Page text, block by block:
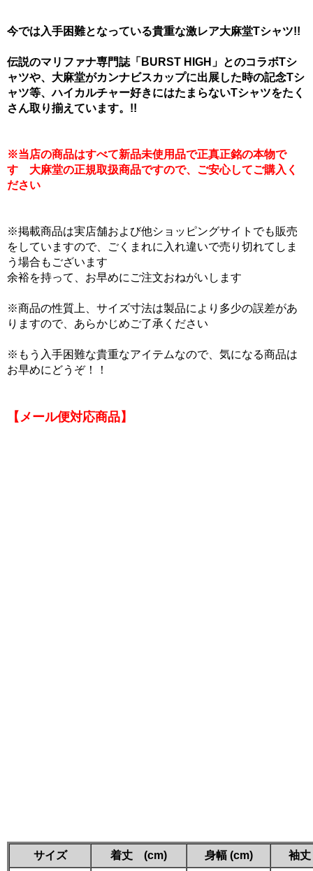
今では入手困難となっている貴重な激レア大麻堂Tシャツ!!
伝説のマリファナ専門誌「BURST HIGH」とのコラボTシ
ャツや、大麻堂がカンナビスカップに出展した時の記念Tシ
ャツ等、ハイカルチャー好きにはたまらないTシャツをたく
さん取り揃えています。!!
※当店の商品はすべて新品未使用品で正真正銘の本物で
す 大麻堂の正規取扱商品ですので、ご安心してご購入く
ださい
※掲載商品は実店舗および他ショッピングサイトでも販売
をしていますので、ごくまれに入れ違いで売り切れてしま
う場合もございます
余裕を持って、お早めにご注文おねがいします
※商品の性質上、サイズ寸法は製品により多少の誤差があ
りますので、あらかじめご了承ください
※もう入手困難な貴重なアイテムなので、気になる商品は
お早めにどうぞ！！
【メール便対応商品】
サイズ 着丈 (cm) 身幅 (cm) 袖